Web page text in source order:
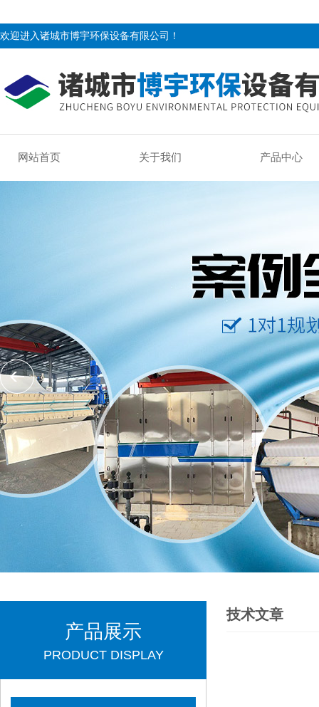
欢迎进入诸城市博宇环保设备有限公司！
网站首页 关于我们 产品中心
产品展示
PRODUCT DISPLAY
技术文章